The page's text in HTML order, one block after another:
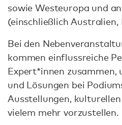
sowie Westeuropa und
(einschließlich Australien,
Bei den
kommen einflussreiche
Expert*innen
und Lösungen bei
Ausstellungen,
vielem mehr vorzustellen.